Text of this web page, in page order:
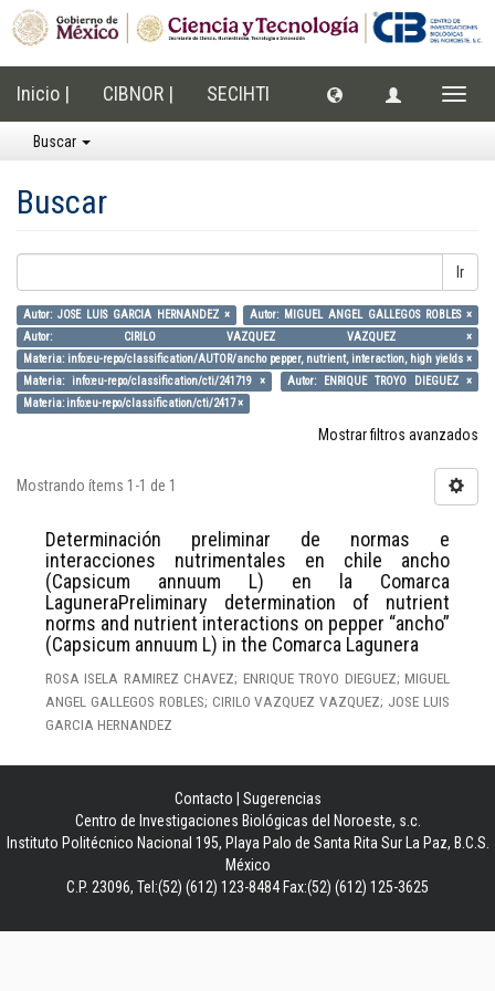
Inicio | CIBNOR | SECIHTI
Buscar
Buscar
Ir
Autor: JOSE LUIS GARCIA HERNANDEZ ×
Autor: MIGUEL ANGEL GALLEGOS ROBLES ×
Autor: CIRILO VAZQUEZ VAZQUEZ ×
Materia: info:eu-repo/classification/AUTOR/ancho pepper, nutrient, interaction, high yields ×
Materia: info:eu-repo/classification/cti/241719 ×
Autor: ENRIQUE TROYO DIEGUEZ ×
Materia: info:eu-repo/classification/cti/2417 ×
Mostrar filtros avanzados
Mostrando ítems 1-1 de 1
Determinación preliminar de normas e
interacciones nutrimentales en chile ancho
(Capsicum annuum L) en la Comarca
LaguneraPreliminary determination of nutrient
norms and nutrient interactions on pepper “ancho”
(Capsicum annuum L) in the Comarca Lagunera
ROSA ISELA RAMIREZ CHAVEZ; ENRIQUE TROYO DIEGUEZ; MIGUEL
ANGEL GALLEGOS ROBLES; CIRILO VAZQUEZ VAZQUEZ; JOSE LUIS
GARCIA HERNANDEZ
Contacto
Sugerencias
Centro de Investigaciones Biológicas del Noroeste, s.c.
Instituto Politécnico Nacional 195, Playa Palo de Santa Rita Sur La Paz, B.C.S.
México
C.P. 23096, Tel:(52) (612) 123-8484 Fax:(52) (612) 125-3625